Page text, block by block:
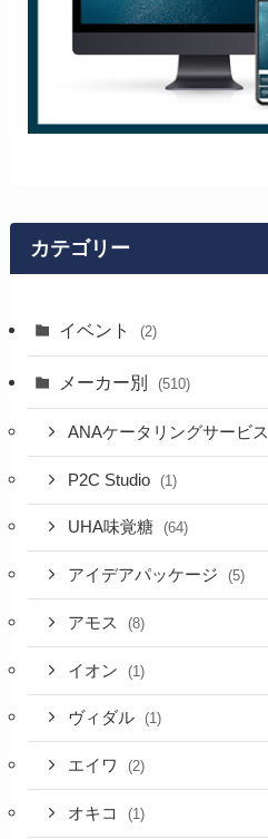
カテゴリー
イベント (2)
メーカー別 (510)
ANAケータリングサービス
P2C Studio (1)
UHA味覚糖 (64)
アイデアパッケージ (5)
アモス (8)
イオン (1)
ヴィダル (1)
エイワ (2)
オキコ (1)